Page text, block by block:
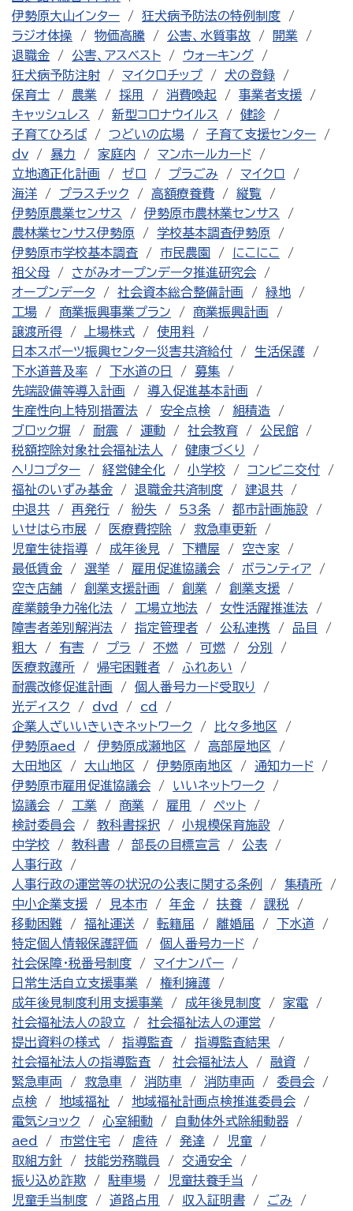
伊勢原大山インター
狂犬病予防法の特例制度
ラジオ体操
物価高騰 公害、水質事故
開業
退職金
公害、アスベスト
ウォーキング
狂犬病予防注射
マイクロチップ
犬の登録
保育士
農業 採用 消費喚起
事業者支援
キャッシュレス
新型コロナウイルス
健診
子育てひろば
つどいの広場
子育て支援センター
dv
暴力 家庭内
マンホールカード
立地適正化計画
ゼロ プラごみ
マイクロ
海洋
プラスチック 高額療養費
縦覧
伊勢原農業センサス
伊勢原市農林業センサス
農林業センサス伊勢原
学校基本調査伊勢原
伊勢原市学校基本調査
市民農園
にこにこ
祖父母
さがみオープンデータ推進研究会
オープンデータ
社会資本総合整備計画
緑地
工場
商業振興事業プラン
商業振興計画
譲渡所得
上場株式
使用料
日本スポーツ振興センター災害共済給付
生活保護
下水道普及率
下水道の日
募集
先端設備等導入計画
導入促進基本計画
生産性向上特別措置法
安全点検
組積造
ブロック塀
耐震 運動 社会教育
公民館
税額控除対象社会福祉法人
健康づくり
ヘリコプター
経営健全化 小学校
コンビニ交付
福祉のいずみ基金
退職金共済制度
建退共
中退共
再発行 紛失 53条
都市計画施設
いせはら市展
医療費控除
救急車更新
児童生徒指導
成年後見 下糟屋
空き家
最低賃金
選挙 雇用促進協議会
ボランティア
空き店舗
創業支援計画 創業
創業支援
産業競争力強化法
工場立地法
女性活躍推進法
障害者差別解消法
指定管理者 公私連携
品目
粗大
有害 プラ 不燃 可燃
分別
医療救護所
帰宅困難者
ふれあい
耐震改修促進計画
個人番号カード受取り
光ディスク
dvd
cd
企業人ざいいきいきネットワーク
比々多地区
伊勢原aed
伊勢原成瀬地区
高部屋地区
大田地区
大山地区 伊勢原南地区
通知カード
伊勢原市雇用促進協議会
いいネットワーク
協議会
工業 商業 雇用
ペット
検討委員会
教科書採択
小規模保育施設
中学校
教科書 部長の目標宣言
公表
人事行政
人事行政の運営等の状況の公表に関する条例
集積所
中小企業支援
見本市 年金 扶養
課税
移動困難
福祉運送 転籍届 離婚届
下水道
特定個人情報保護評価
個人番号カード
社会保障・税番号制度
マイナンバー
日常生活自立支援事業
権利擁護
成年後見制度利用支援事業
成年後見制度
家電
社会福祉法人の設立
社会福祉法人の運営
提出資料の様式
指導監査
指導監査結果
社会福祉法人の指導監査
社会福祉法人
融資
緊急車両
救急車 消防車 消防車両
委員会
点検
地域福祉
地域福祉計画点検推進委員会
電気ショック
心室細動
自動体外式除細動器
aed
市営住宅 虐待 発達
児童
取組方針
技能労務職員
交通安全
振り込め詐欺
駐車場
児童扶養手当
児童手当制度
道路占用 収入証明書 ごみ